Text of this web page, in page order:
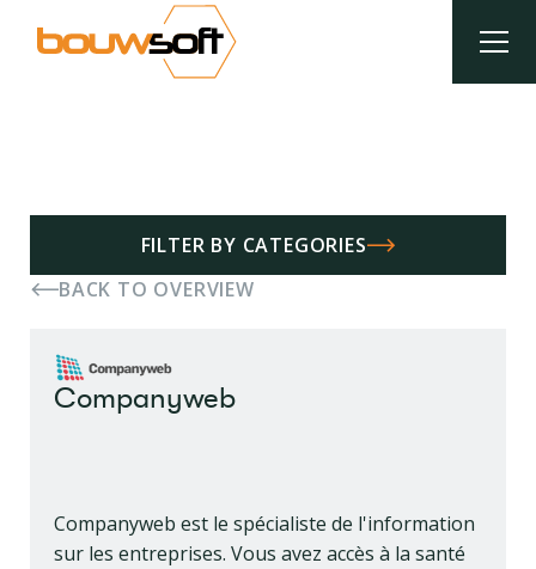
FILTER BY CATEGORIES
BACK TO OVERVIEW
Companyweb
Companyweb est le spécialiste de l'information
sur les entreprises. Vous avez accès à la santé